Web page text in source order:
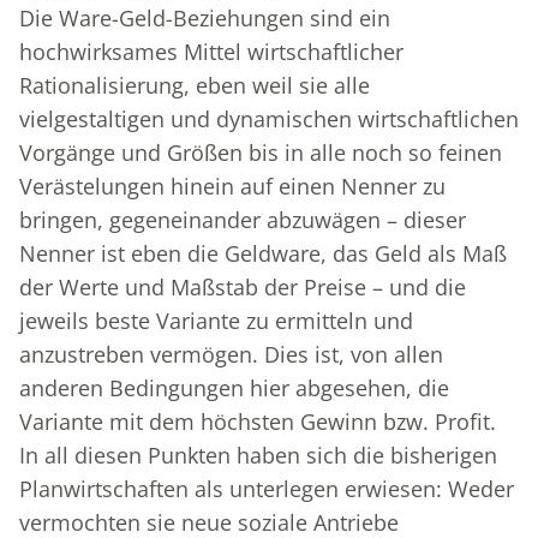
Die Ware-Geld-Beziehungen sind ein
hochwirksames Mittel wirtschaftlicher
Rationalisierung, eben weil sie alle
vielgestaltigen und dynamischen wirtschaftlichen
Vorgänge und Größen bis in alle noch so feinen
Verästelungen hinein auf einen Nenner zu
bringen, gegeneinander abzuwägen – dieser
Nenner ist eben die Geldware, das Geld als Maß
der Werte und Maßstab der Preise – und die
jeweils beste Variante zu ermitteln und
anzustreben vermögen. Dies ist, von allen
anderen Bedingungen hier abgesehen, die
Variante mit dem höchsten Gewinn bzw. Profit.
In all diesen Punkten haben sich die bisherigen
Planwirtschaften als unterlegen erwiesen: Weder
vermochten sie neue soziale Antriebe